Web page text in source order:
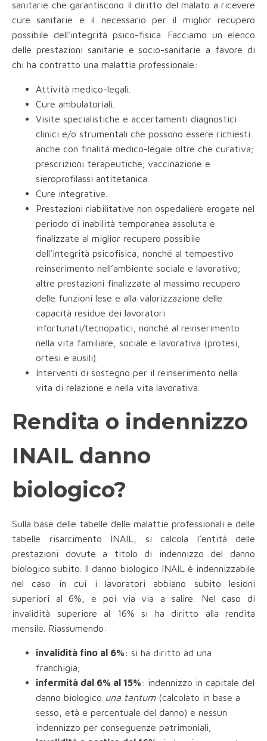
sanitarie che garantiscono il diritto del malato a ricevere
cure sanitarie e il necessario per il miglior recupero
possibile dell’integrità psico-fisica. Facciamo un elenco
delle prestazioni sanitarie e socio-sanitarie a favore di
chi ha contratto una malattia professionale:
Attività medico-legali.
Cure ambulatoriali.
Visite specialistiche e accertamenti diagnostici
clinici e/o strumentali che possono essere richiesti
anche con finalità medico-legale oltre che curativa;
prescrizioni terapeutiche; vaccinazione e
sieroprofilassi antitetanica.
Cure integrative.
Prestazioni riabilitative non ospedaliere erogate nel
periodo di inabilità temporanea assoluta e
finalizzate al miglior recupero possibile
dell’integrità psicofisica, nonché al tempestivo
reinserimento nell’ambiente sociale e lavorativo;
altre prestazioni finalizzate al massimo recupero
delle funzioni lese e alla valorizzazione delle
capacità residue dei lavoratori
infortunati/tecnopatici, nonché al reinserimento
nella vita familiare, sociale e lavorativa (protesi,
ortesi e ausili).
Interventi di sostegno per il reinserimento nella
vita di relazione e nella vita lavorativa.
Rendita o indennizzo
INAIL danno
biologico?
Sulla base delle tabelle delle malattie professionali e delle
tabelle risarcimento INAIL, si calcola l’entità delle
prestazioni dovute a titolo di indennizzo del danno
biologico subito. Il danno biologico INAIL è indennizzabile
nel caso in cui i lavoratori abbiano subito lesioni
superiori al 6%, e poi via via a salire. Nel caso di
invalidità superiore al 16% si ha diritto alla rendita
mensile. Riassumendo:
invalidità fino al 6%: si ha diritto ad una
franchigia;
infermità dal 6% al 15%: indennizzo in capitale del
danno biologico una tantum (calcolato in base a
sesso, età e percentuale del danno) e nessun
indennizzo per conseguenze patrimoniali;